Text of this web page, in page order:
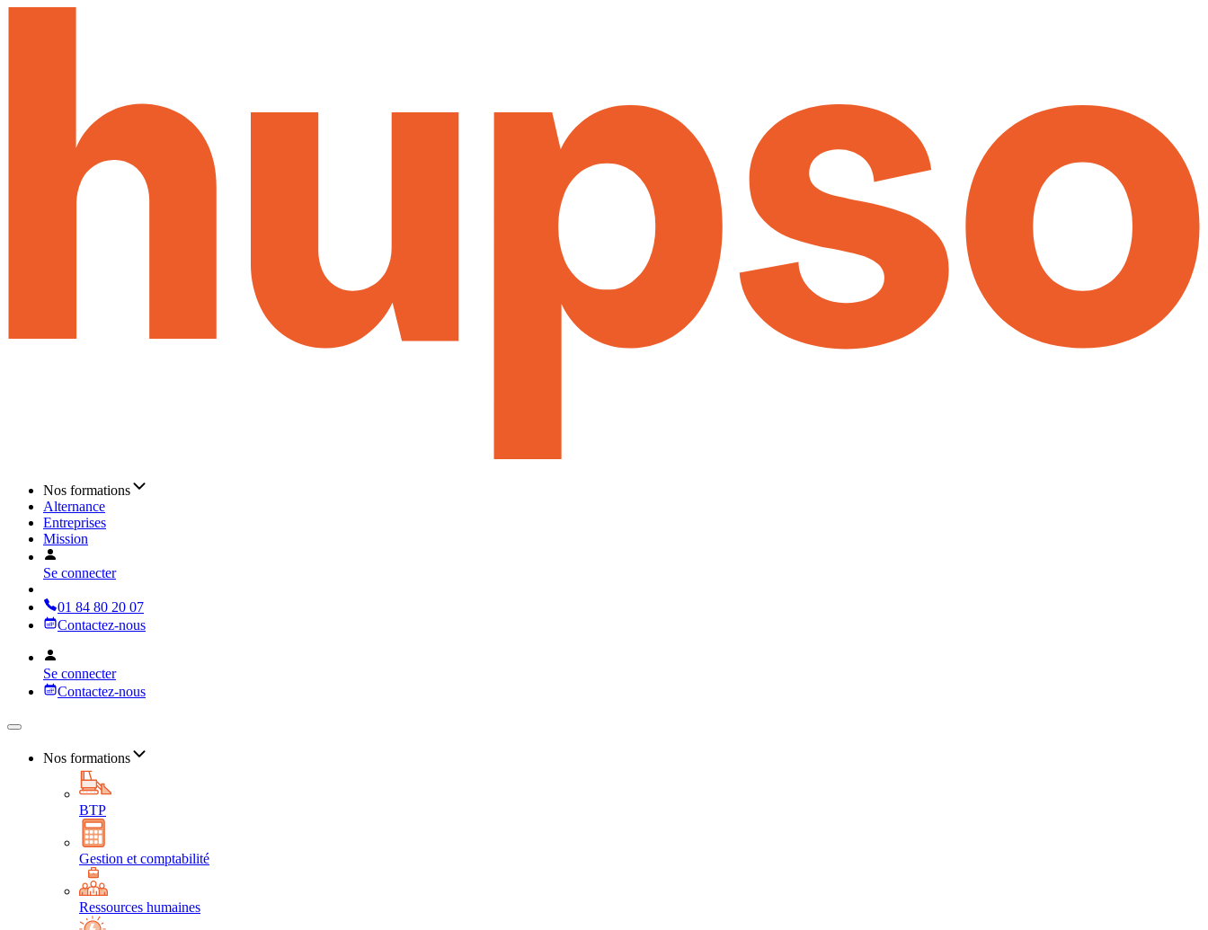
Nos formations
Alternance
Entreprises
Mission
Se connecter
01 84 80 20 07
Contactez-nous
Se connecter
Contactez-nous
Nos formations
BTP
Gestion et comptabilité
Ressources humaines